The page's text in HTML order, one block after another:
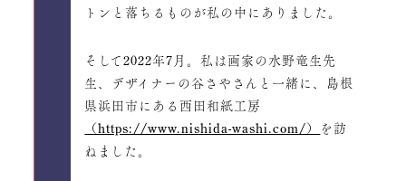
トンと落ちるものが私の中にありました。
そして2022年7月。私は画家の水野竜生先
生、デザイナーの谷さやさんと一緒に、島根
県浜田市にある西田和紙工房
（https://www.nishida-washi.com/） を訪
ねました。